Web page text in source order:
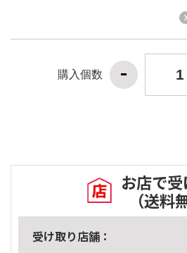
購入個数
お店で
（送料
受け取り店舗：